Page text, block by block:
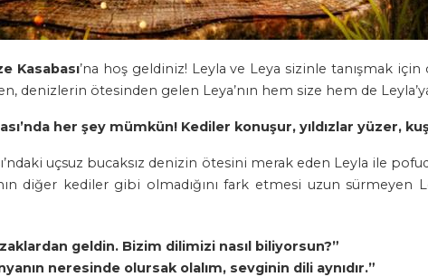
Kasabası’na hoş geldiniz! Leyla ve Leya sizinle tanışmak
denizlerin ötesinden gelen Leya’nın hem size hem de
her şey mümkün! Kediler konuşur, yıldızlar yüzer,
uçsuz bucaksız denizin ötesini merak eden Leyla ile
diğer kediler gibi olmadığını fark etmesi uzun
geldin. Bizim dilimizi nasıl biliyorsun?”
neresinde olursak olalım, sevginin dili aynıdır.”